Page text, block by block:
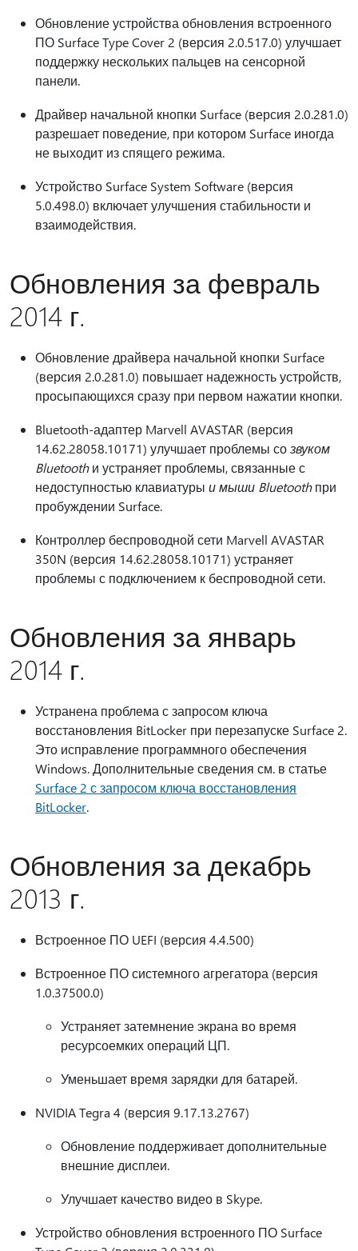
Обновление устройства обновления встроенного
ПО Surface Type Cover 2 (версия 2.0.517.0) улучшает
поддержку нескольких пальцев на сенсорной
панели.
Драйвер начальной кнопки Surface (версия 2.0.281.0)
разрешает поведение, при котором Surface иногда
не выходит из спящего режима.
Устройство Surface System Software (версия
5.0.498.0) включает улучшения стабильности и
взаимодействия.
Обновления за февраль
2014 г.
Обновление драйвера начальной кнопки Surface
(версия 2.0.281.0) повышает надежность устройств,
просыпающихся сразу при первом нажатии кнопки.
Bluetooth-адаптер Marvell AVASTAR (версия
14.62.28058.10171) улучшает проблемы созвуком
Bluetoothи устраняет проблемы, связанные с
недоступностью клавиатуры и мыши Bluetoothпри
пробуждении Surface.
Контроллер беспроводной сети Marvell AVASTAR
350N (версия 14.62.28058.10171) устраняет
проблемы с подключением к беспроводной сети.
Обновления за январь
2014 г.
Устранена проблема с запросом ключа
восстановления BitLocker при перезапуске Surface 2.
Это исправление программного обеспечения
Windows. Дополнительные сведения см. в статье
Surface 2 с запросом ключа восстановления
BitLocker.
Обновления за декабрь
2013 г.
Встроенное ПО UEFI (версия 4.4.500)
Встроенное ПО системного агрегатора (версия
1.0.37500.0)
Устраняет затемнение экрана во время
ресурсоемких операций ЦП.
Уменьшает время зарядки для батарей.
NVIDIA Tegra 4 (версия 9.17.13.2767)
Обновление поддерживает дополнительные
внешние дисплеи.
Улучшает качество видео в Skype.
Устройство обновления встроенного ПО Surface